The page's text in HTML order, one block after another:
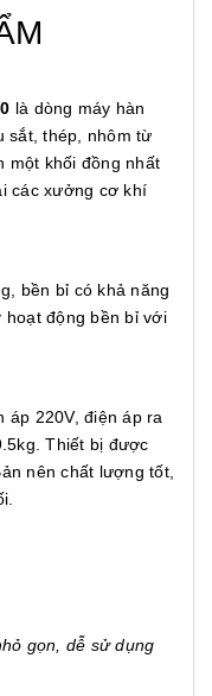
là dòng máy hàn
sắt, thép, nhôm từ
một khối đồng nhất
các xưởng cơ khí
bền bỉ có khả năng
hoạt động bền bỉ với
220V, điện áp ra
Thiết bị được
nên chất lượng tốt,
gọn, dễ sử dụng